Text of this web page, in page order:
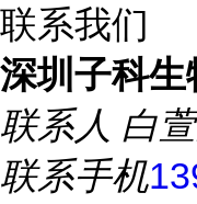
联系我们
深圳子科生
联系人 白
联系手机